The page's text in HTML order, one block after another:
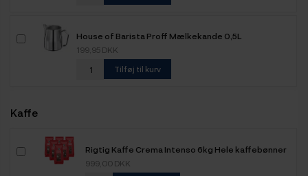
House of Barista Proff Mælkekande 0,5L
199,95 DKK
Tilføj til kurv
Kaffe
Rigtig Kaffe Crema Intenso 6kg Hele kaffebønner
999,00 DKK